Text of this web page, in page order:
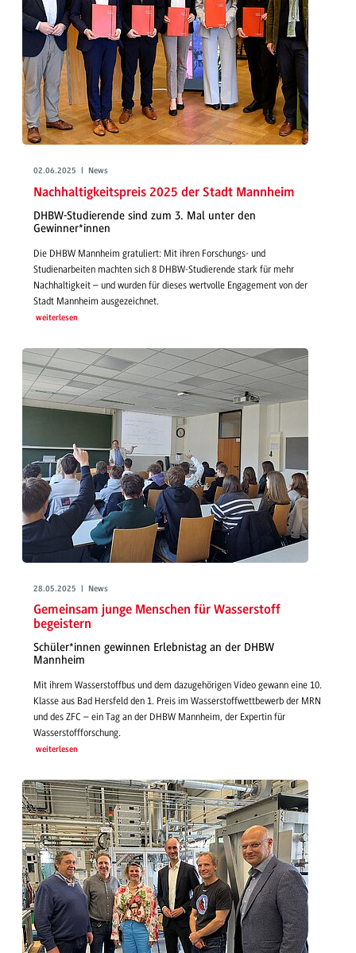
02.06.2025 | News
Nachhaltigkeitspreis 2025 der Stadt Mannheim
DHBW-Studierende sind zum 3. Mal unter den
Gewinner*innen
Die DHBW Mannheim gratuliert: Mit ihren Forschungs- und
Studienarbeiten machten sich 8 DHBW-Studierende stark für mehr
Nachhaltigkeit – und wurden für dieses wertvolle Engagement von der
Stadt Mannheim ausgezeichnet.
weiterlesen
28.05.2025 | News
Gemeinsam junge Menschen für Wasserstoff
begeistern
Schüler*innen gewinnen Erlebnistag an der DHBW
Mannheim
Mit ihrem Wasserstoffbus und dem dazugehörigen Video gewann eine 10.
Klasse aus Bad Hersfeld den 1. Preis im Wasserstoffwettbewerb der MRN
und des ZFC – ein Tag an der DHBW Mannheim, der Expertin für
Wasserstoffforschung.
weiterlesen